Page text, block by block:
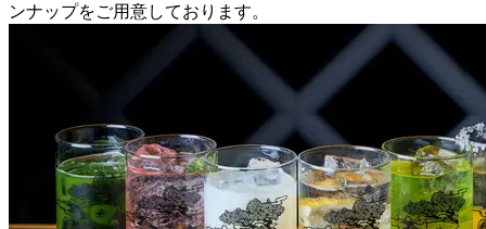
ンナップをご用意しております。